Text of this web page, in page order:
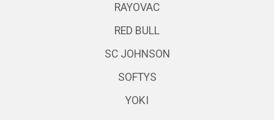
RAYOVAC
RED BULL
SC JOHNSON
SOFTYS
YOKI